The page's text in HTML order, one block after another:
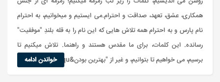
همکاری، عشق، تعهد، صداقت و احترام.می ایستیم و میخوانیم، به احترام
نام پارس و به احترام همه تلاش هایی که این نام را به قله بلندِ "موفقیت"
رسانده. این کلمات، برای ما مقدس هستند و راهنما. تلاش میکنیم تا
برسیم، می خواهیم تا بتوانیم، و غیر از "بهترین بودن&qu...
خواندن ادامه